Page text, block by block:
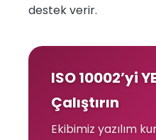
destek verir.
ISO 10002’yi
Çalıştırın
Ekibimiz yazılım